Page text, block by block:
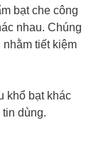
bạt che công
nhau. Chúng
tiết kiệm
khổ bạt khác
dùng.